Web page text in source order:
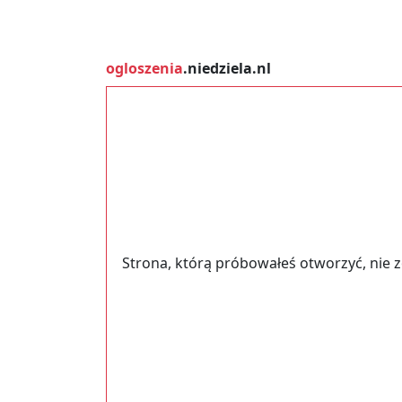
ogloszenia.niedziela.nl
Strona, którą próbowałeś otworzyć, nie